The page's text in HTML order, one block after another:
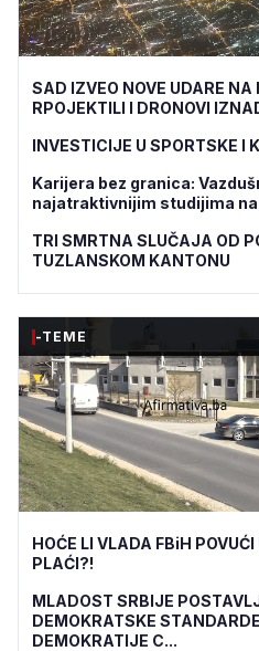
SAD IZVEO NOVE UDARE NA
RPOJEKTILI I DRONOVI
INVESTICIJE U SPORTSKE I
Karijera bez granica:
najatraktivnijim studijima na
TRI SMRTNA SLUČAJA OD
TUZLANSKOM KANTONU
-TEME
HOĆE LI VLADA FBiH
PLAĆI?!
MLADOST SRBIJE
DEMOKRATSKE
DEMOKRATIJE C...